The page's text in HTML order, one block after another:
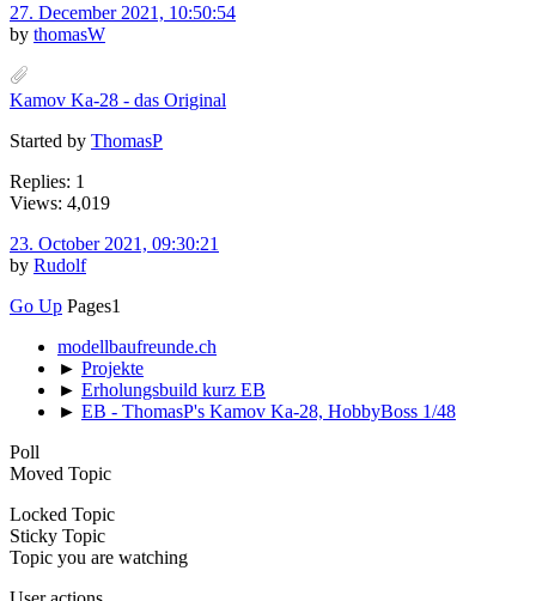
27. December 2021, 10:50:54
by thomasW
Kamov Ka-28 - das Original
Started by ThomasP
Replies: 1
Views: 4,019
23. October 2021, 09:30:21
by Rudolf
Go Up Pages1
modellbaufreunde.ch
► Projekte
► Erholungsbuild kurz EB
► EB - ThomasP's Kamov Ka-28, HobbyBoss 1/48
Poll
Moved Topic
Locked Topic
Sticky Topic
Topic you are watching